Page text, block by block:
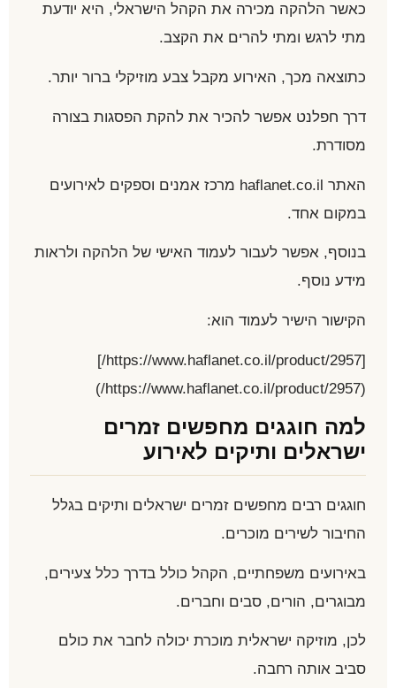
כאשר הלהקה מכירה את הקהל הישראלי, היא יודעת
מתי לרגש ומתי להרים את הקצב.
כתוצאה מכך, האירוע מקבל צבע מוזיקלי ברור יותר.
דרך חפלנט אפשר להכיר את להקת הפסגות בצורה
מסודרת.
האתר haflanet.co.il מרכז אמנים וספקים לאירועים
במקום אחד.
בנוסף, אפשר לעבור לעמוד האישי של הלהקה ולראות
מידע נוסף.
הקישור הישיר לעמוד הוא:
[https://www.haflanet.co.il/product/2957/]
(https://www.haflanet.co.il/product/2957/)
למה חוגגים מחפשים זמרים
ישראלים ותיקים לאירוע
חוגגים רבים מחפשים זמרים ישראלים ותיקים בגלל
החיבור לשירים מוכרים.
באירועים משפחתיים, הקהל כולל בדרך כלל צעירים,
מבוגרים, הורים, סבים וחברים.
לכן, מוזיקה ישראלית מוכרת יכולה לחבר את כולם
סביב אותה רחבה.